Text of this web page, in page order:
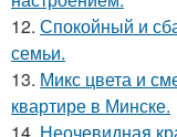
12. Спокойный и
семьи.
13. Микс цвета и
квартире в Минске.